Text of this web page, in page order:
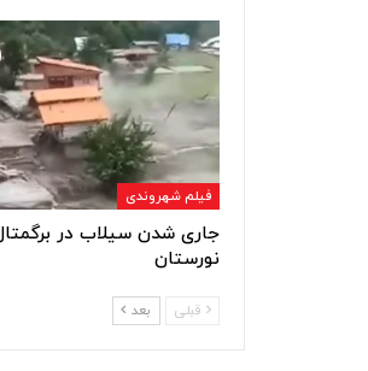
فیلم شهروندی
جاری شدن سیلاب در
نورستان
قبلی بعد